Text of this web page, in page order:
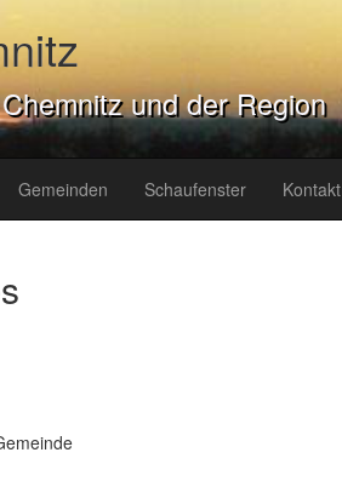
und der Region
Gemeinden Schaufenster Kontakt